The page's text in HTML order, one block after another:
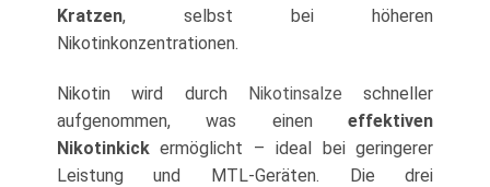
Kratzen, selbst bei höheren
Nikotinkonzentrationen.
Nikotin wird durch Nikotinsalze schneller
aufgenommen, was eineneffektiven
Nikotinkickermöglicht – ideal bei geringerer
Leistung und MTL-Geräten. Die drei